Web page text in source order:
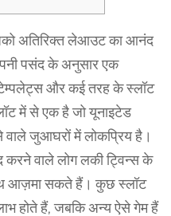
अतिरिक्त लेआउट का आनंद
पसंद के अनुसार एक
टेम्पलेट्स और कई तरह के स्लॉट
में से एक है जो यूनाइटेड
जुआघरों में लोकप्रिय है।
वाले लोग लकी ट्विन्स के
आज़मा सकते हैं। कुछ स्लॉट
होते हैं, जबकि अन्य ऐसे गेम हैं